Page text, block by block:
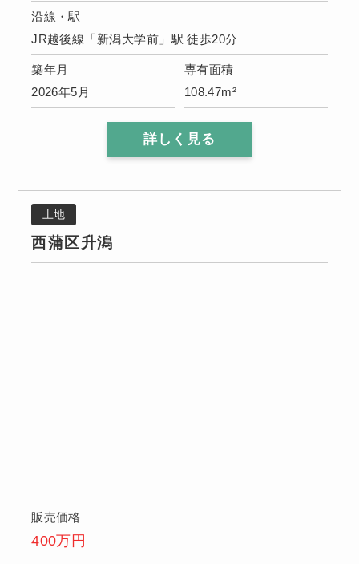
沿線・駅
JR越後線「新潟大学前」駅 徒歩20分
築年月
2026年5月
専有面積
108.47m²
詳しく見る
土地
西蒲区升潟
販売価格
400万円